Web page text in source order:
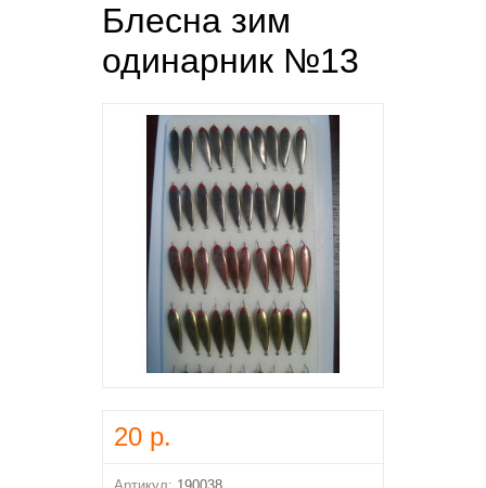
Блесна зим
одинарник №13
20 р.